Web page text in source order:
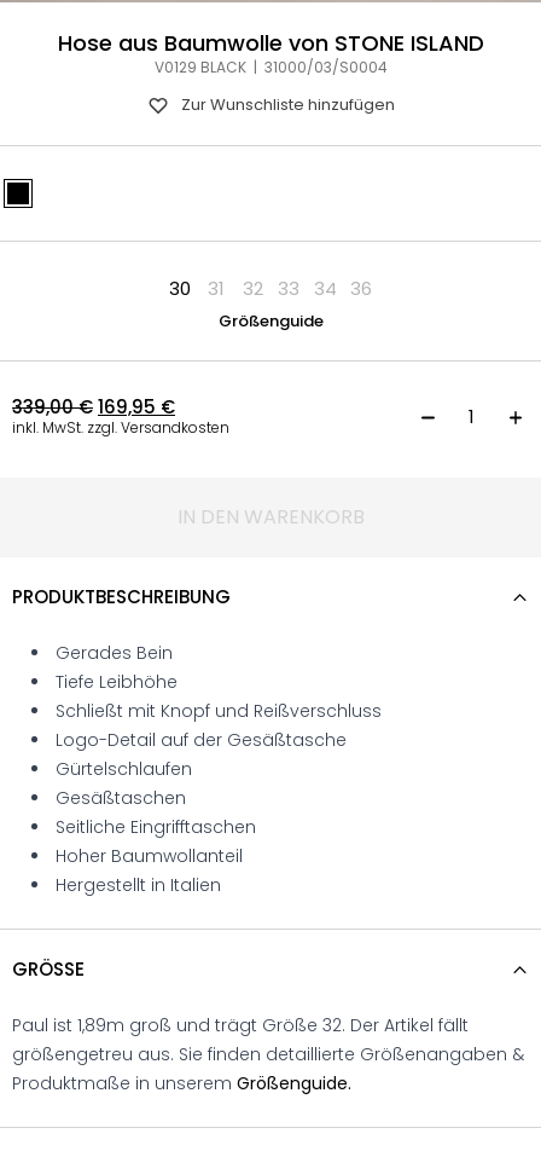
Hose aus Baumwolle von STONE ISLAND
V0129 BLACK | 31000/03/S0004
Zur Wunschliste hinzufügen
30 31 32 33 34 36
Größenguide
339,00€169,95 €
inkl. MwSt. zzgl. Versandkosten
IN DEN WARENKORB
PRODUKTBESCHREIBUNG
Gerades Bein
Tiefe Leibhöhe
Schließt mit Knopf und Reißverschluss
Logo-Detail auf der Gesäßtasche
Gürtelschlaufen
Gesäßtaschen
Seitliche Eingrifftaschen
Hoher Baumwollanteil
Hergestellt in Italien
GRÖSSE
Paul ist 1,89m groß und trägt Größe 32. Der Artikel fällt
größengetreu aus. Sie finden detaillierte Größenangaben &
Produktmaße in unserem Größenguide.